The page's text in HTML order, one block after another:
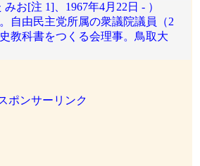
お[注 1]、1967年4月22日 - ）
自由民主党所属の衆議院議員（2
教科書をつくる会理事。鳥取大
ポンサーリンク